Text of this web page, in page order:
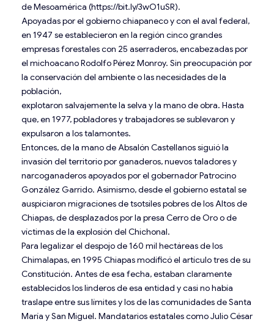
de Mesoamérica (https://bit.ly/3wO1uSR).
Apoyadas por el gobierno chiapaneco y con el aval federal,
en 1947 se establecieron en la región cinco grandes
empresas forestales con 25 aserraderos, encabezadas por
el michoacano Rodolfo Pérez Monroy. Sin preocupación por
la conservación del ambiente o las necesidades de la
población,
explotaron salvajemente la selva y la mano de obra. Hasta
que, en 1977, pobladores y trabajadores se sublevaron y
expulsaron a los talamontes.
Entonces, de la mano de Absalón Castellanos siguió la
invasión del territorio por ganaderos, nuevos taladores y
narcoganaderos apoyados por el gobernador Patrocino
González Garrido. Asimismo, desde el gobierno estatal se
auspiciaron migraciones de tsotsiles pobres de los Altos de
Chiapas, de desplazados por la presa Cerro de Oro o de
víctimas de la explosión del Chichonal.
Para legalizar el despojo de 160 mil hectáreas de los
Chimalapas, en 1995 Chiapas modificó el artículo tres de su
Constitución. Antes de esa fecha, estaban claramente
establecidos los linderos de esa entidad y casi no había
traslape entre sus límites y los de las comunidades de Santa
María y San Miguel. Mandatarios estatales como Julio César